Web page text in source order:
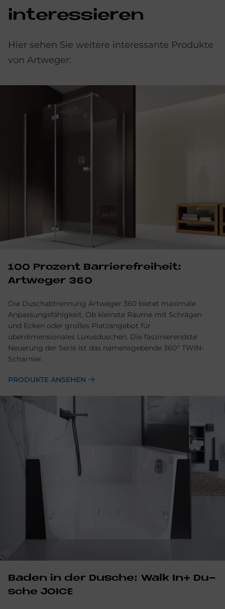
in­ter­es­sie­ren
Hier sehen Sie weitere interessante Produkte
von Artweger:
100 Prozent Barrierefreiheit:
Artweger 360
Die Duschabtrennung Artweger 360 bietet maximale
Anpassungsfähigkeit. Ob kleinste Räume mit Schrägen
und Ecken oder großes Platzangebot für
überdimensionales Luxusduschen. Die faszinierendste
Neuerung der Serie ist das namensgebende 360° TWIN-
Scharnier.
PRODUKTE ANSEHEN
Ba­den in der Du­sche: Walk In+ Du­
sche JOICE